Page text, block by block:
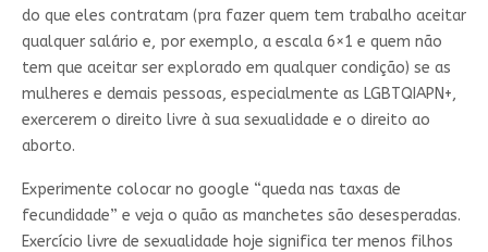
do que eles contratam (pra fazer quem tem trabalho aceitar
qualquer salário e, por exemplo, a escala 6×1 e quem não
tem que aceitar ser explorado em qualquer condição) se as
mulheres e demais pessoas, especialmente as LGBTQIAPN+,
exercerem o direito livre à sua sexualidade e o direito ao
aborto.
Experimente colocar no google “queda nas taxas de
fecundidade” e veja o quão as manchetes são desesperadas.
Exercício livre de sexualidade hoje significa ter menos filhos